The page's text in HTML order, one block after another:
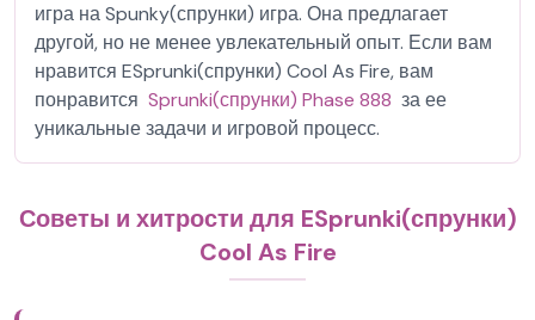
игра на Spunky(спрунки) игра. Она предлагает
другой, но не менее увлекательный опыт. Если вам
нравится ESprunki(спрунки) Cool As Fire, вам
понравится Sprunki(спрунки) Phase 888 за ее
уникальные задачи и игровой процесс.
Советы и хитрости для ESprunki(спрунки)
Cool As Fire